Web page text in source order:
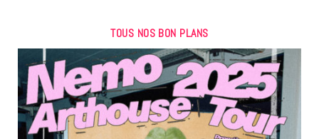
TOUS NOS BON PLANS